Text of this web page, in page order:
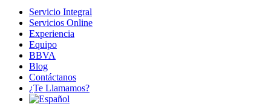
Servicio Integral
Servicios Online
Experiencia
Equipo
BBVA
Blog
Contáctanos
¿Te Llamamos?